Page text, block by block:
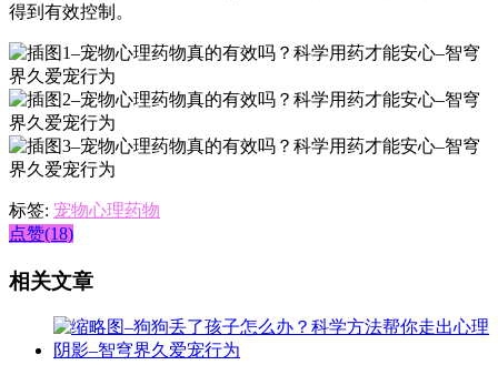
得到有效控制。
标签: 宠物心理药物
点赞(18)
相关文章